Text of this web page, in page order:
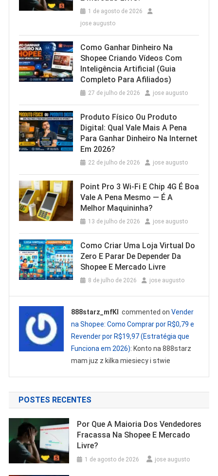
1 de agosto de 2026
jose augusto
Como Ganhar Dinheiro Na
Shopee Criando Vídeos Com
Inteligência Artificial (Guia
Completo Para Afiliados)
27 de julho de 2026 jose augusto
Produto Físico Ou Produto
Digital: Qual Vale Mais A Pena
Para Ganhar Dinheiro Na Internet
Em 2026?
22 de julho de 2026 jose augusto
Point Pro 3 Wi‑Fi E Chip 4G É Boa
Vale A Pena Mesmo — É A
Melhor Maquininha?
13 de julho de 2026 jose augusto
Como Criar Uma Loja Virtual Do
Zero E Parar De Depender Da
Shopee E Mercado Livre
8 de julho de 2026 jose augusto
888starz_mfKl commented onVender
na Shopee: Como Comprar por R$0,79 e
Revender por R$19,97 (Estratégia que
Funciona em 2026): Konto na 888starz
mam juz z kilka miesiecy i stwie
POSTES RECENTES
Por Que A Maioria Dos Vendedores
Fracassa Na Shopee E Mercado
Livre?
1 de agosto de 2026 jose augusto